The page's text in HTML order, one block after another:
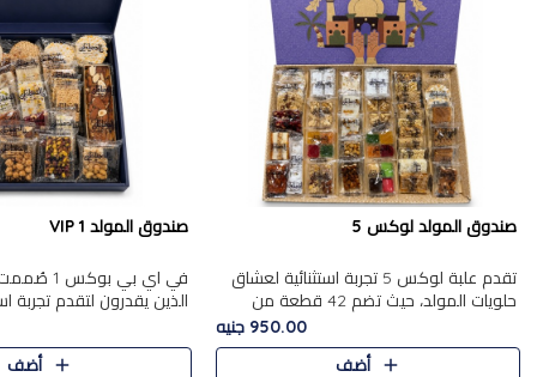
صندوق المولد لوكس 5
تقدم علبة لوكس 5 تجربة استثنائية لعشاق
حلويات المولد، حيث تضم 42 قطعة من
تشكيلة فاخرة تجمع بين أشهر الأصناف
التقليدية وأصناف مميزة مختارة بع..
950.00 جنيه
أضف
صندوق المولد VIP 1
في اي بي
الذين يقدرون لتقدم تجربة
تجمع بين أفخر حلويات
تشكيلة مختارة من الأصناف
أضف